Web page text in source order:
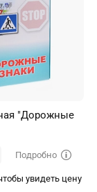
"Дорожные
Подробно
увидеть цену